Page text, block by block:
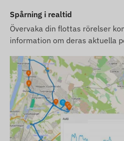
meddelande –
till dessa på vår webbplats
utvärdering av ändringarna.
Spårning i realtid
Övervaka din flottas rörelser
information om deras aktuella